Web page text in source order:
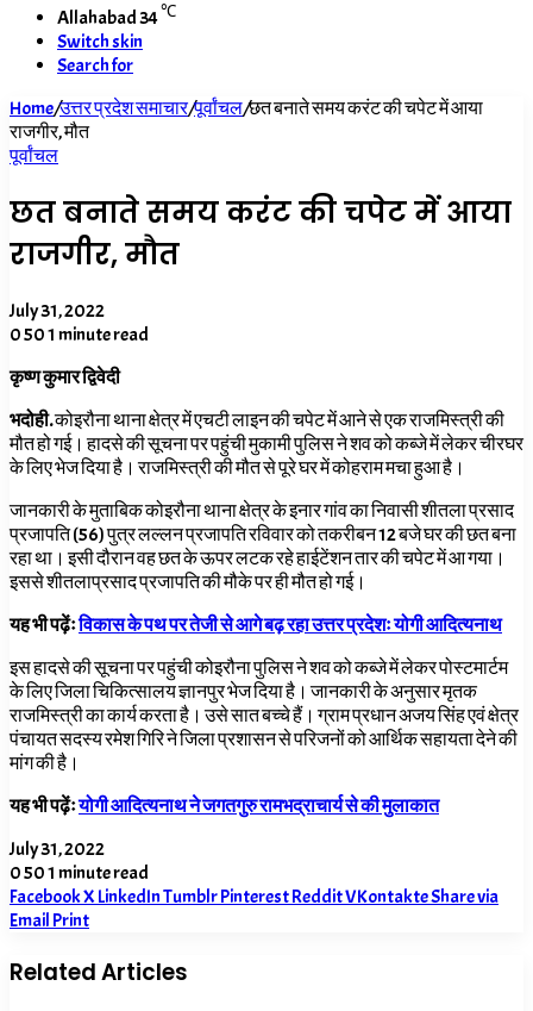
Allahabad34℃
Switch skin
Search for
Home/उत्तर प्रदेश समाचार/पूर्वांचल/छत बनाते समय करंट की चपेट में आया
राजगीर, मौत
पूर्वांचल
छत बनाते समय करंट की चपेट में आया
राजगीर, मौत
July 31, 2022
0501 minute read
कृष्ण कुमार द्विवेदी
भदोही.कोइरौना थाना क्षेत्र में एचटी लाइन की चपेट में आने से एक राजमिस्त्री की
मौत हो गई। हादसे की सूचना पर पहुंची मुकामी पुलिस ने शव को कब्जे में लेकर चीरघर
के लिए भेज दिया है। राजमिस्त्री की मौत से पूरे घर में कोहराम मचा हुआ है।
जानकारी के मुताबिक कोइरौना थाना क्षेत्र के इनार गांव का निवासी शीतला प्रसाद
प्रजापति (56) पुत्र लल्लन प्रजापति रविवार को तकरीबन 12 बजे घर की छत बना
रहा था। इसी दौरान वह छत के ऊपर लटक रहे हाईटेंशन तार की चपेट में आ गया।
इससे शीतलाप्रसाद प्रजापति की मौके पर ही मौत हो गई।
यह भी पढ़ेंःविकास के पथ पर तेजी से आगे बढ़ रहा उत्तर प्रदेशः योगी आदित्यनाथ
इस हादसे की सूचना पर पहुंची कोइरौना पुलिस ने शव को कब्जे में लेकर पोस्टमार्टम
के लिए जिला चिकित्सालय ज्ञानपुर भेज दिया है। जानकारी के अनुसार मृतक
राजमिस्त्री का कार्य करता है। उसे सात बच्चे हैं। ग्राम प्रधान अजय सिंह एवं क्षेत्र
पंचायत सदस्य रमेश गिरि ने जिला प्रशासन से परिजनों को आर्थिक सहायता देने की
मांग की है।
यह भी पढ़ेंःयोगी आदित्यनाथ ने जगतगुरु रामभद्राचार्य से की मुलाकात
July 31, 2022
0501 minute read
FacebookXLinkedInTumblrPinterestRedditVKontakteShare via
Email Print
Related Articles